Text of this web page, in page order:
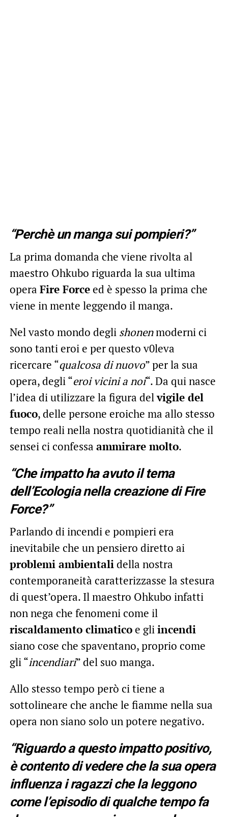
“Perchè un manga sui pompieri?”
La prima domanda che viene rivolta al
maestro Ohkubo riguarda la sua ultima
opera Fire Forceed è spesso la prima che
viene in mente leggendo il manga.
Nel vasto mondo degli shonenmoderni ci
sono tanti eroi e per questo v0leva
ricercare “qualcosa di nuovo” per la sua
opera, degli “eroi vicini a noi“. Da qui nasce
l’idea di utilizzare la figura delvigile del
fuoco, delle persone eroiche ma allo stesso
tempo reali nella nostra quotidianità che il
sensei ci confessa ammirare molto.
“Che impatto ha avuto il tema
dell’Ecologia nella creazione di Fire
Force?”
Parlando di incendi e pompieri era
inevitabile che un pensiero diretto ai
problemi ambientalidella nostra
contemporaneità caratterizzasse la stesura
di quest’opera. Il maestro Ohkubo infatti
non nega che fenomeni come il
riscaldamento climaticoe gliincendi
siano cose che spaventano, proprio come
gli “incendiari” del suo manga.
Allo stesso tempo però ci tiene a
sottolineare che anche le fiamme nella sua
opera non siano solo un potere negativo.
“Riguardo a questo impatto positivo,
è contento di vedere che la sua opera
influenza i ragazzi che la leggono
come l’episodiodi qualche tempo fa